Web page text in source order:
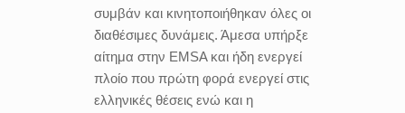
συμβάν και κινητοποιήθηκαν όλες οι
διαθέσιμες δυνάμεις. Άμεσα υπήρξε
αίτημα στην EMSA και ήδη ενεργεί
πλοίο που πρώτη φορά ενεργεί στις
ελληνικές θέσεις ενώ και η